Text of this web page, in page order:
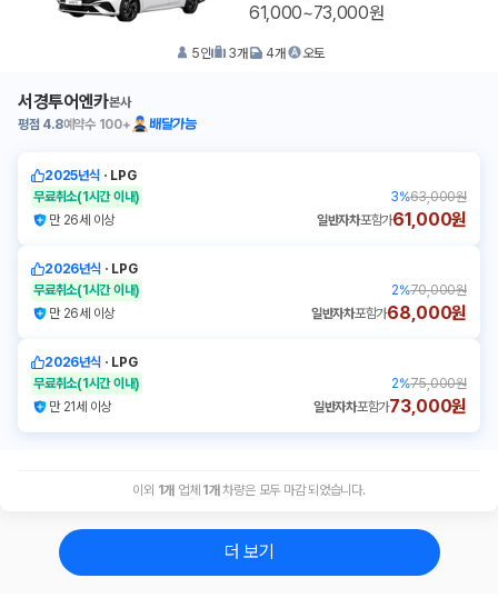
61,000~73,000원
5인 3개 4개 오토
서경투어엔카본사
평점 4.8예약수 100+ 배달가능
2025년식 ㆍ LPG
무료취소(1시간 이내) 3%63,000원
만 26세 이상
일반자차포함가61,000원
2026년식 ㆍ LPG
무료취소(1시간 이내) 2%70,000원
만 26세 이상
일반자차포함가68,000원
2026년식 ㆍ LPG
무료취소(1시간 이내) 2%75,000원
만 21세 이상
일반자차포함가73,000원
이외 1개 업체 1 개 차량은 모두 마감 되었습니다.
더 보기